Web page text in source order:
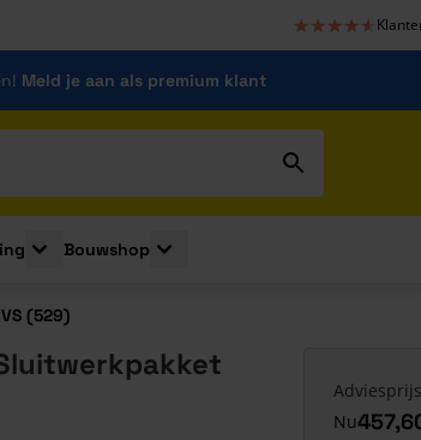
★★★★★
★★★★★
Meld je aan als premium klant
for Deuren
Toggle submenu for Bestrating
Bouwshop
Toggle submenu for Bouwshop
(529)
Adviesprijs
Nu